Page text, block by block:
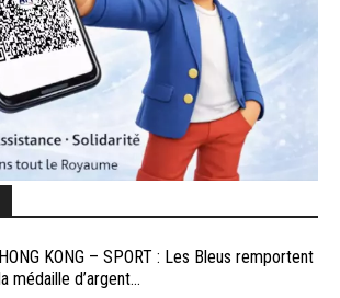
HONG KONG – SPORT : Les Bleus remportent
la médaille d’argent...